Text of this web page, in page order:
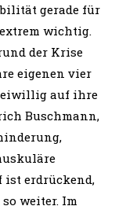
gerade für
wichtig.
der Krise
eigenen vier
auf ihre
Buschmann,
ist erdrückend,
weiter. Im